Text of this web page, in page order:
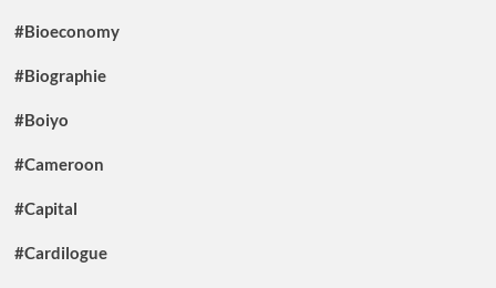
#Bioeconomy
#Biographie
#Boiyo
#Cameroon
#Capital
#Cardilogue